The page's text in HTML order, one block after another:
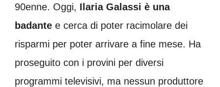
90enne. Oggi, Ilaria Galassi è una
badante e cerca di poter racimolare dei
risparmi per poter arrivare a fine mese. Ha
proseguito con i provini per diversi
programmi televisivi, ma nessun produttore